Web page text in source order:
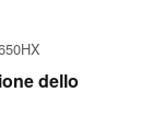
dello